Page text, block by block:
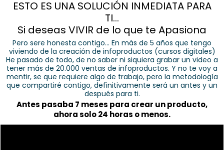
ESTO ES UNA SOLUCIÓN INMEDIATA PARA
TI…
Si deseas VIVIR de lo que te Apasiona
Pero sere honesta contigo… En más de 5 años que tengo
viviendo de la creación de infoproductos (cursos digitales)
He pasado de todo, de no saber ni siquiera grabar un video a
tener más de 20.000 ventas de infoproductos. Y no te voy a
mentir, se que requiere algo de trabajo, pero la metodología
que compartiré contigo, definitivamente será un antes y un
después para ti.
Antes pasaba 7 meses para crear un producto,
ahora solo 24 horas o menos.